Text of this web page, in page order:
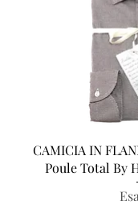
CAMICIA IN
Poule Total By